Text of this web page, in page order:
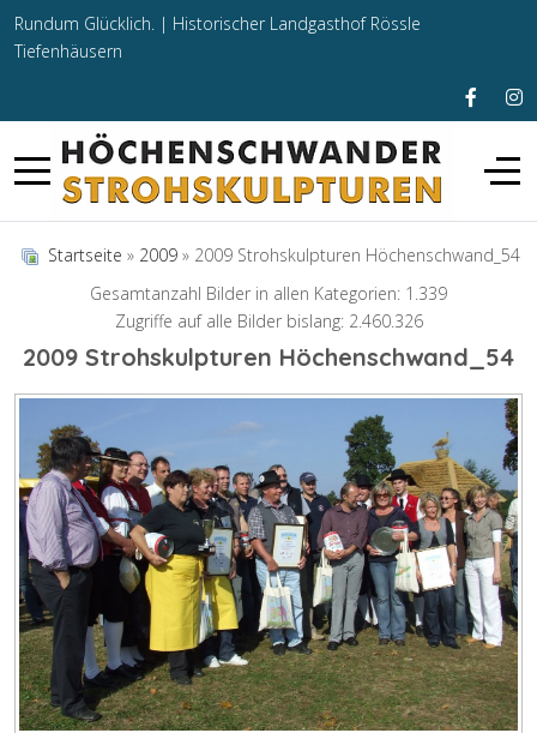
Rundum Glücklich. | Historischer Landgasthof Rössle
Tiefenhäusern
Startseite » 2009 » 2009 Strohskulpturen Höchenschwand_54
Gesamtanzahl Bilder in allen Kategorien: 1.339
Zugriffe auf alle Bilder bislang: 2.460.326
2009 Strohskulpturen Höchenschwand_54